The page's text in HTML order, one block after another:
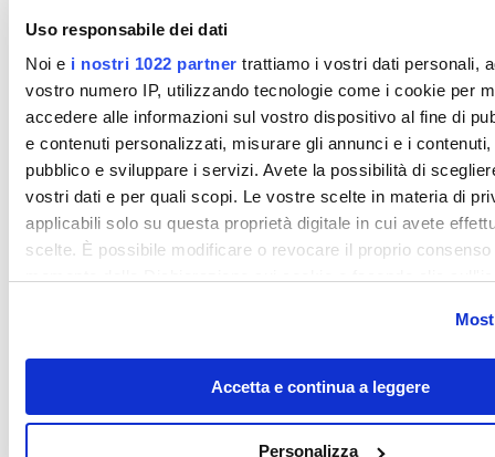
Uso responsabile dei dati
Noi e i nostri 1022 partner trattiamo i vostri dati personali,
vostro numero IP, utilizzando tecnologie come i cookie per
accedere alle informazioni sul vostro dispositivo al fine di
e contenuti personalizzati, misurare gli annunci e i
pubblico e sviluppare i servizi. Avete la possibilità di
vostri dati e per quali scopi. Le vostre scelte in materia di
applicabili solo su questa proprietà digitale in cui avete
scelte. È possibile modificare o revocare il proprio
Con il tuo consenso, vorremmo anche:
raccogliere informazioni sulla tua posizione
un'approssimazione di qualche metro,
Accetta e continua a leggere
Personalizza